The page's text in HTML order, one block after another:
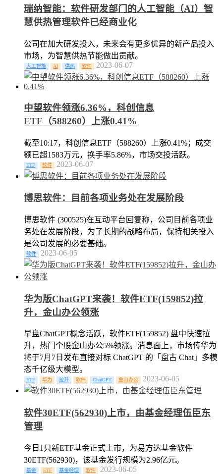
瑞纳智能：软件研发部门的人工智能（AI）智
慧供热管理软件已经商业化
公司在加大研发投入，未来会有更多优异的新产品投入
市场，为智慧供热节能做出贡献。
人工智能 AI 供热 软件 2023-06-07
中望软件领涨6.36%，科创信息
ETF（588260）上涨0.41%
截至10:17，科创信息ETF（588260）上涨0.41%；成交
额已超1583万元，换手率5.86%，市场交投活跃。
ETF 软件 2023-06-07
博思软件：目前各项业务处在发展阶段
博思软件 (300525)在互动平台回复称，公司目前各项业
务处在发展阶段，为了长期的战略布局，保持相关投入
是公司发展的必要基础。
软件 2023-06-05
华为版ChatGPT来袭！软件ETF(159852)拉
升，金山办公领涨
早盘ChatGPT概念活跃，软件ETF(159852) 盘中快速拉
升，热门个股金山办公5%领涨。消息面上，市场传华为
将于7月7日发布直接对标 ChatGPT 的「盘古 Chat」多模
态千亿级大模型。
ETF 华为 拉升 软件 ChatGPT 金山办公 2023-06-05
软件30ETF(562930)上市，由基金经理伍臣东
管理
今日1只新ETF基金正式上市，为易方达基金软件
30ETF(562930)，该基金发行规模为2.96亿元。
基金 ETF 基金经理 软件 2023-06-05